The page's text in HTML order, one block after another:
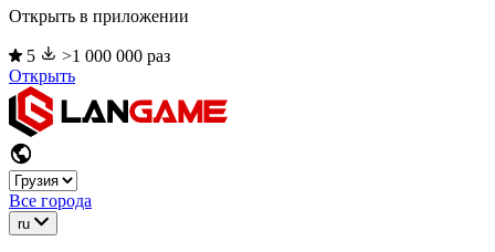
Открыть в приложении
5
>1 000 000 раз
Открыть
Все города
ru